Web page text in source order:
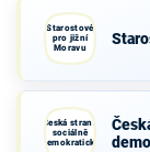
Starostové
pro jižní
Moravu
Česká strana
sociálně
demokratická